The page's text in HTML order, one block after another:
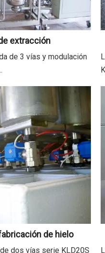
extracción
de 3 vías y modulación
de hielo
dos vías serie KLD20S